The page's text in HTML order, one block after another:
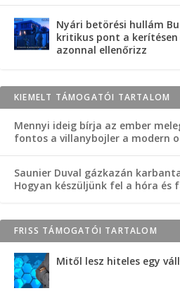
Nyári betörési hullám
kritikus pont a
azonnal ellenőrizz
KIEMELT TÁMOGATÓI TARTALOM
Mennyi ideig bírja az ember
fontos a villanybojler a modern
Saunier Duval gázkazán
Hogyan készüljünk fel a hóra és
FRISS TÁMOGATÓI TARTALOM
Mitől lesz hiteles egy